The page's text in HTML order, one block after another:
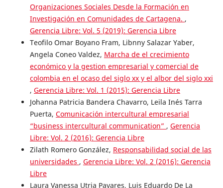
Organizaciones Sociales Desde la Formación en
Investigación en Comunidades de Cartagena. ,
Gerencia Libre: Vol. 5 (2019): Gerencia Libre
Teofilo Omar Boyano Fram, Libnny Salazar Yaber,
Angela Coneo Valdez, Marcha de el crecimiento
económico y la gestion empresarial y comercial de
colombia en el ocaso del siglo xx y el albor del siglo xxi
, Gerencia Libre: Vol. 1 (2015): Gerencia Libre
Johanna Patricia Bandera Chavarro, Leila Inés Tarra
Puerta, Comunicación intercultural empresarial
“business intercultural communication” , Gerencia
Libre: Vol. 2 (2016): Gerencia Libre
Zilath Romero González, Responsabilidad social de las
universidades , Gerencia Libre: Vol. 2 (2016): Gerencia
Libre
Laura Vanessa Utria Payares, Luis Eduardo De La